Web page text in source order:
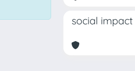
social impact